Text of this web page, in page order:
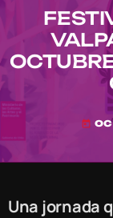
today
Una jornada